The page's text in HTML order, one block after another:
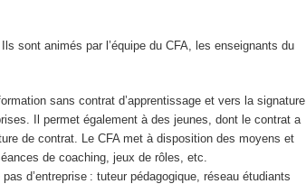
sont animés par l’équipe du CFA, les enseignants du
sans contrat d’apprentissage et vers la signature
Il permet également à des jeunes, dont le contrat a
de contrat. Le CFA met à disposition des moyens et
de coaching, jeux de rôles, etc.
d’entreprise : tuteur pédagogique, réseau étudiants